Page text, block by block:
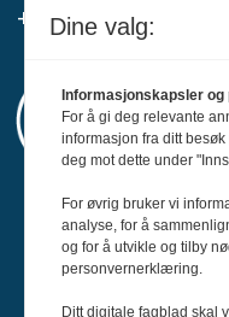
+47 916 68 668
Svin er medlem
arbeider etter
Varsom-
Dine valg:
Informasjonskapsler
For å gi deg relevante
informasjon fra ditt
deg mot dette under
For øvrig bruker vi
analyse, for å
og for å utvikle og tilby
personvernerklæring.
Ditt digitale fagblad skal